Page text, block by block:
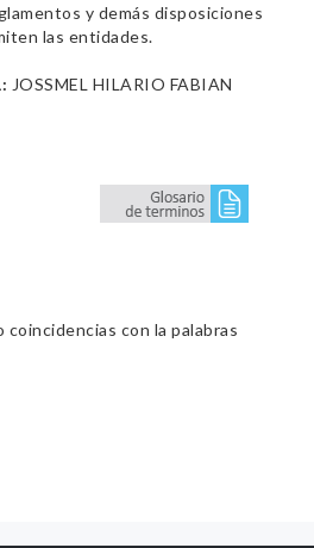
y demás disposiciones
las entidades.
JOSSMEL HILARIO FABIAN
con la palabras